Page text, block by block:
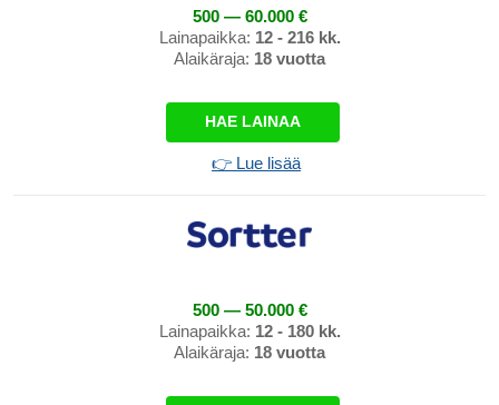
500 — 60.000 €
Lainapaikka: 12 - 216 kk.
Alaikäraja: 18 vuotta
HAE LAINAA
👉 Lue lisää
500 — 50.000 €
Lainapaikka: 12 - 180 kk.
Alaikäraja: 18 vuotta